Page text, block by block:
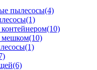
пылесосы(4)
(1)
(10)
мешком(10)
(1)
(6)